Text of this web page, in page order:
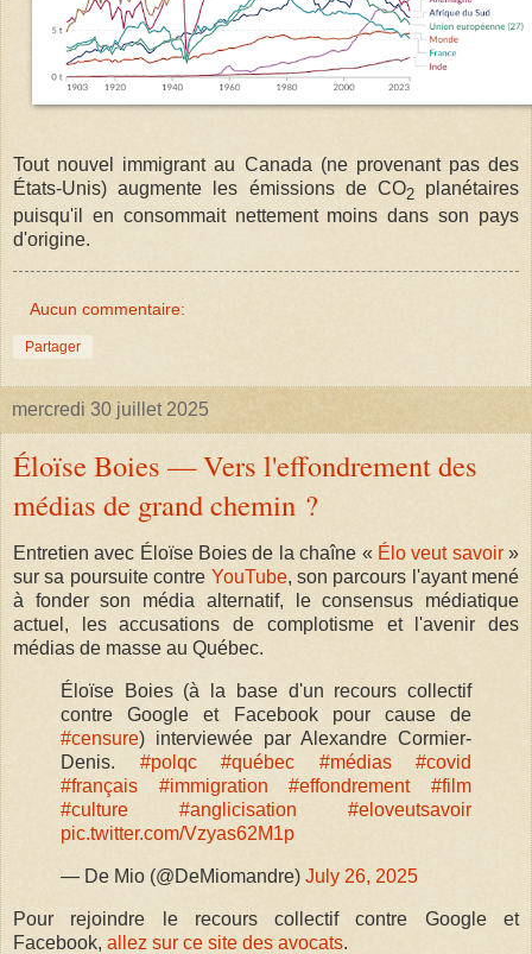
Tout nouvel immigrant au Canada (ne provenant pas des
États-Unis) augmente les émissions de CO2planétaires
puisqu'il en consommait nettement moins dans son pays
d'origine.
Aucun commentaire:
Partager
mercredi 30 juillet 2025
Éloïse Boies — Vers l'effondrement des
médias de grand chemin ?
Entretien avec Éloïse Boies de la chaîne « Élo veut savoir»
sur sa poursuite contre YouTube, son parcours l'ayant mené
à fonder son média alternatif, le consensus médiatique
actuel, les accusations de complotisme et l'avenir des
médias de masse au Québec.
Éloïse Boies (à la base d'un recours collectif
contre Google et Facebook pour cause de
#censure) interviewée par Alexandre Cormier-
Denis. #polqc #québec #médias
#covid
#français
#immigration #effondrement
#film
#culture
#anglicisation
#eloveutsavoir
pic.twitter.com/Vzyas62M1p
— De Mio (@DeMiomandre) July 26, 2025
Pour rejoindre le recours collectif contre Google et
Facebook, allez sur ce site des avocats.